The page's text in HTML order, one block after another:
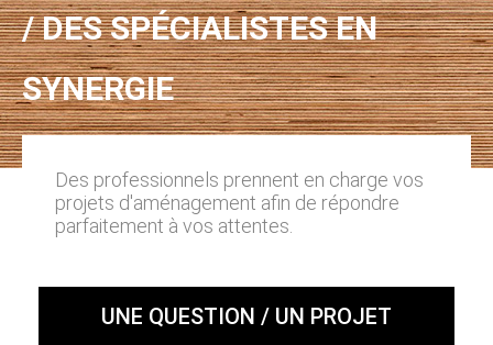
/ DES SPÉCIALISTES EN
SYNERGIE
Des professionnels prennent en charge vos
projets d'aménagement afin de répondre
parfaitement à vos attentes.
UNE QUESTION / UN PROJET